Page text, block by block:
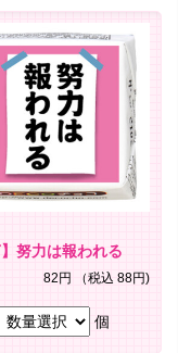
】努力は報われる
82円 （税込 88円)
個